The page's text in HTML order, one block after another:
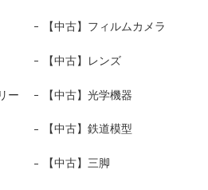
【中古】フィルムカメラ
【中古】レンズ
ー 【中古】光学機器
【中古】鉄道模型
【中古】三脚